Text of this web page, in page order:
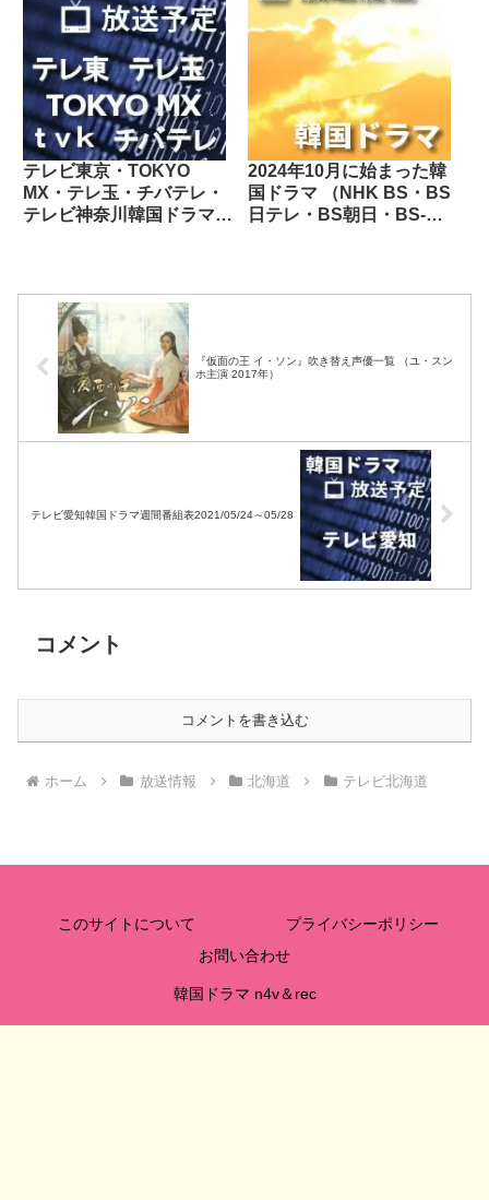
テレビ東京・TOKYO
MX・テレ玉・チバテレ・
テレビ神奈川韓国ドラマ週
2024年10月に始まった韓
国ドラマ （NHK BS・BS
日テレ・BS朝日・BS-
知・テレビ北海道）
『仮面の王 イ・ソン』吹き替え声優一覧 （ユ・スン
ホ主演 2017年）
テレビ愛知韓国ドラマ週間番組表2021/05/24～05/28
コメント
コメントを書き込む
ホーム 放送情報 北海道 テレビ北海道
このサイトについて
プライバシーポリシー
お問い合わせ
韓国ドラマ n4v＆rec